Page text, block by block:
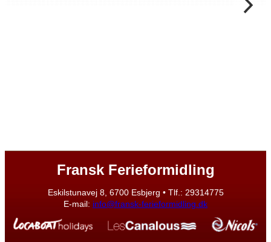
Fransk Ferieformidling
Eskilstunavej 8, 6700 Esbjerg • Tlf.: 29314775
E-mail: info@fransk-ferieformidling.dk